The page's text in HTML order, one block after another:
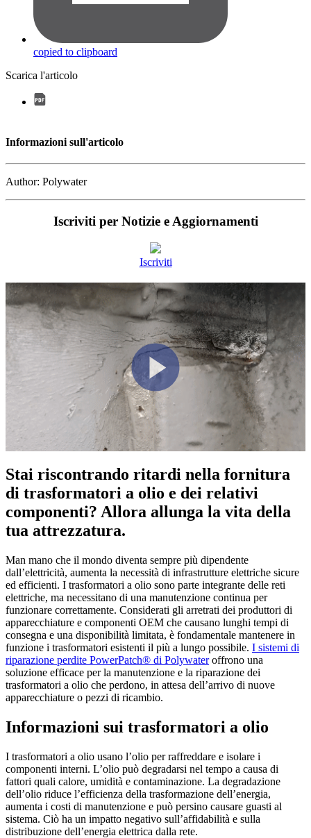
copied to clipboard
Scarica l'articolo
Informazioni sull'articolo
Author: Polywater
Iscriviti per Notizie e Aggiornamenti
Iscriviti
Stai riscontrando ritardi nella fornitura
di trasformatori a olio e dei relativi
componenti? Allora allunga la vita della
tua attrezzatura.
Man mano che il mondo diventa sempre più dipendente
dall’elettricità, aumenta la necessità di infrastrutture elettriche sicure
ed efficienti. I trasformatori a olio sono parte integrante delle reti
elettriche, ma necessitano di una manutenzione continua per
funzionare correttamente. Considerati gli arretrati dei produttori di
apparecchiature e componenti OEM che causano lunghi tempi di
consegna e una disponibilità limitata, è fondamentale mantenere in
funzione i trasformatori esistenti il più a lungo possibile. I sistemi di
riparazione perdite PowerPatch® di Polywateroffrono una
soluzione efficace per la manutenzione e la riparazione dei
trasformatori a olio che perdono, in attesa dell’arrivo di nuove
apparecchiature o pezzi di ricambio.
Informazioni sui trasformatori a olio
I trasformatori a olio usano l’olio per raffreddare e isolare i
componenti interni. L’olio può degradarsi nel tempo a causa di
fattori quali calore, umidità e contaminazione. La degradazione
dell’olio riduce l’efficienza della trasformazione dell’energia,
aumenta i costi di manutenzione e può persino causare guasti al
sistema. Ciò ha un impatto negativo sull’affidabilità e sulla
distribuzione dell’energia elettrica dalla rete.